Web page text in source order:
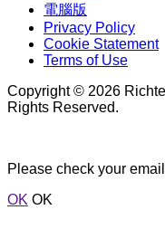
電腦版
Privacy Policy
Cookie Statement
Terms of Use
Copyright © 2026
Rights Reserved.
Please check your
OK OK